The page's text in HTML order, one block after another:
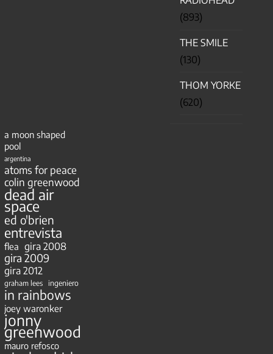
(893)
THE SMILE
(130)
THOM YORKE
(620)
a moon shaped
pool
argentina
atoms for peace
colin greenwood
dead air
space
ed o'brien
entrevista
flea gira 2008
gira 2009
gira 2012
graham lees ingeniero
in rainbows
joey waronker
jonny
greenwood
mauro refosco